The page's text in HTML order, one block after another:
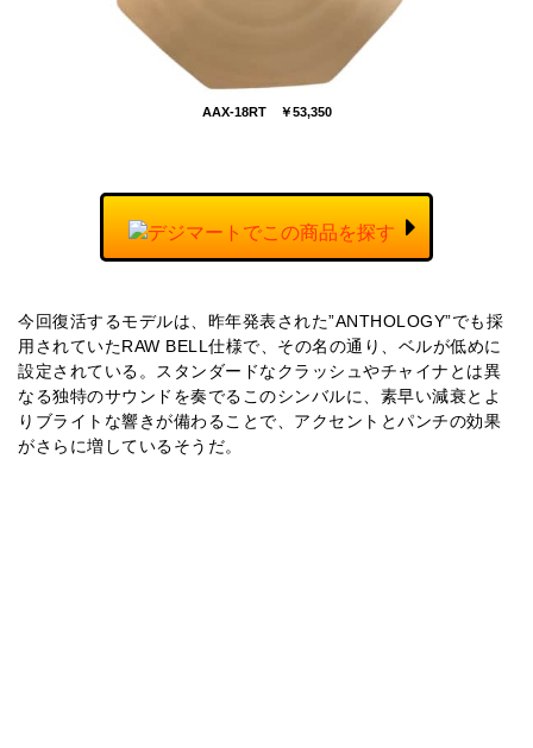
AAX-18RT ￥53,350
今回復活するモデルは、昨年発表された”ANTHOLOGY”でも採
用されていたRAW BELL仕様で、その名の通り、ベルが低めに
設定されている。スタンダードなクラッシュやチャイナとは異
なる独特のサウンドを奏でるこのシンバルに、素早い減衰とよ
りブライトな響きが備わることで、アクセントとパンチの効果
がさらに増しているそうだ。